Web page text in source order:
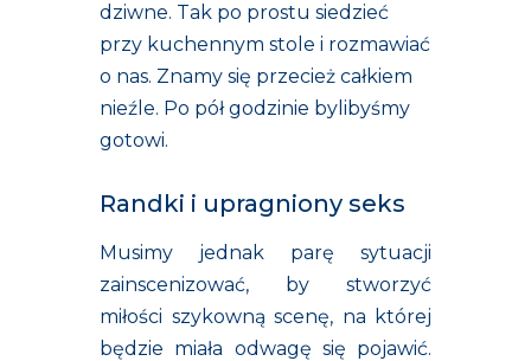
dziwne. Tak po prostu siedzieć
przy kuchennym stole i rozmawiać
o nas. Znamy się przecież całkiem
nieźle. Po pół godzinie bylibyśmy
gotowi.
Randki i upragniony seks
Musimy jednak parę sytuacji
zainscenizować, by stworzyć
miłości szykowną scenę, na której
będzie miała odwagę się pojawić.